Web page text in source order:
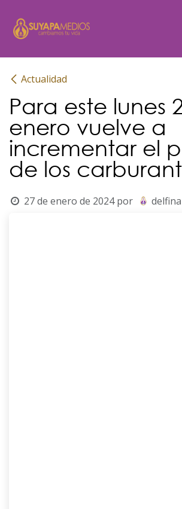
Actualidad
Para este lunes
enero vuelve a
incrementar el
de los
27 de enero de 2024 por